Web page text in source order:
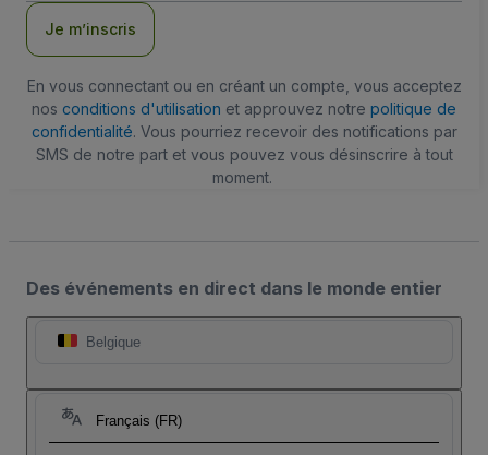
Je m’inscris
En vous connectant ou en créant un compte, vous acceptez
nos conditions d'utilisation et approuvez notre politique de
confidentialité. Vous pourriez recevoir des notifications par
SMS de notre part et vous pouvez vous désinscrire à tout
moment.
Des événements en direct dans le monde entier
Belgique
Français (FR)